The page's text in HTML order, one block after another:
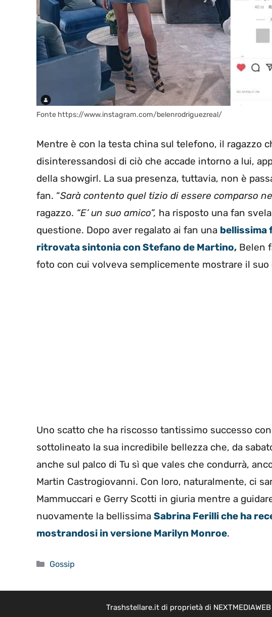
Fonte https://www.instagram.com/belenrodriguezreal/
Mentre è con la testa china sul telefono, il ragazzo
disinteressandosi di ciò che accade intorno a lui,
della showgirl. La sua presenza, tuttavia, non è
fan. “Sarà contento quel tizio di essere comparso
ragazzo. “E’ un suo amico”, ha risposto una fan
questione. Dopo aver regalato ai fan una bellissima
ritrovata sintonia con Stefano de Martino, Belen
foto con cui volveva semplicemente mostrare il suo
Uno scatto che ha riscosso tantissimo successo
sottolineato la sua incredibile bellezza che, da
anche sul palco di Tu sì que vales che condurrà,
Martin Castrogiovanni. Con loro, naturalmente, ci
Mammuccari e Gerry Scotti in giuria mentre a
nuovamente la bellissima Sabrina Ferilli che ha
mostrandosi in versione Marilyn Monroe.
Categorie
Gossip
Trashstellare.it di proprietà di